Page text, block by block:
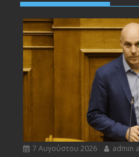
7 Αυγούστου 2026 admin